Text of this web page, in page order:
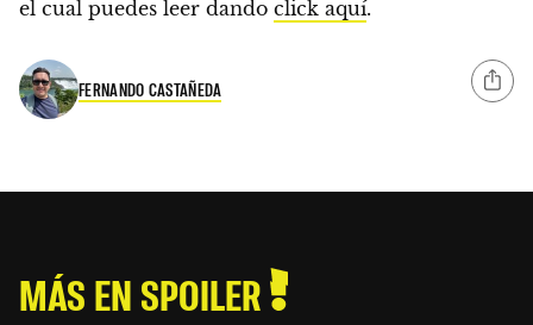
el cual puedes leer dando click aquí.
FERNANDO CASTAÑEDA
MÁS EN SPOILER